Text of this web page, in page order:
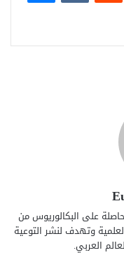
على البكالوريوس من
وتهدف لنشر التوعية
العربي.